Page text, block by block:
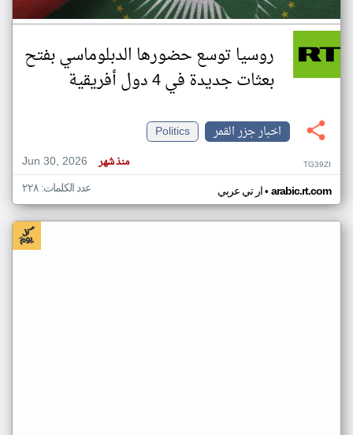
روسيا توسع حضورها الدبلوماسي بفتح
بعثات جديدة في 4 دول أفريقية
اخبار جزر القمر
Politics
Jun 30, 2026
منذ شهر TG39ZI
ار تي عربي• arabic.rt.com عدد الكلمات: ٢٢٨